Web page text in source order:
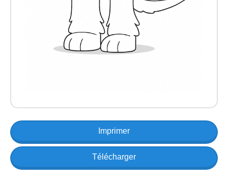
Imprimer
Télécharger